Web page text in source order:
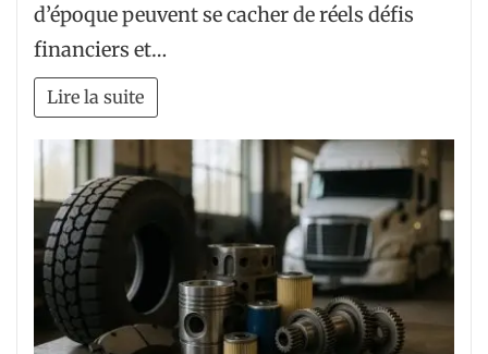
d’époque peuvent se cacher de réels défis
financiers et…
Lire la suite